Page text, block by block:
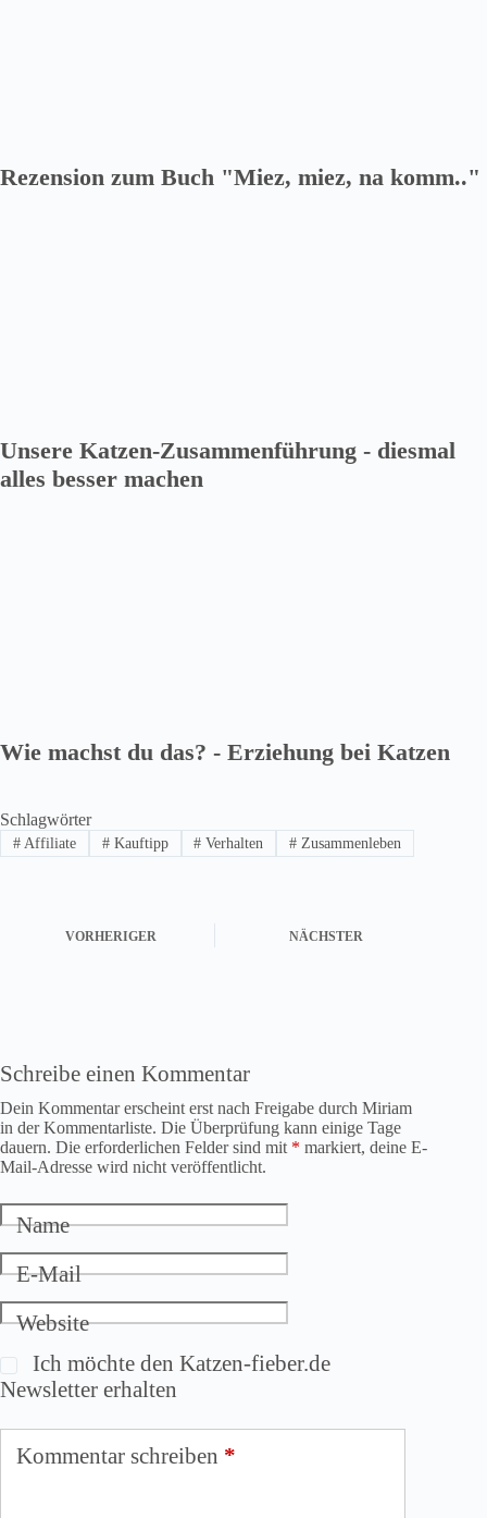
Rezension zum Buch "Miez, miez, na komm.."
Unsere Katzen-Zusammenführung - diesmal
alles besser machen
Wie machst du das? - Erziehung bei Katzen
Schlagwörter
#Affiliate #Kauftipp # Verhalten # Zusammenleben
VORHERIGER NÄCHSTER
Schreibe einen Kommentar
Dein Kommentar erscheint erst nach Freigabe durch Miriam
in der Kommentarliste. Die Überprüfung kann einige Tage
dauern. Die erforderlichen Felder sind mit * markiert, deine E-
Mail-Adresse wird nicht veröffentlicht.
Name
E-Mail
Website
Ich möchte den Katzen-fieber.de
Newsletter erhalten
Kommentar schreiben *